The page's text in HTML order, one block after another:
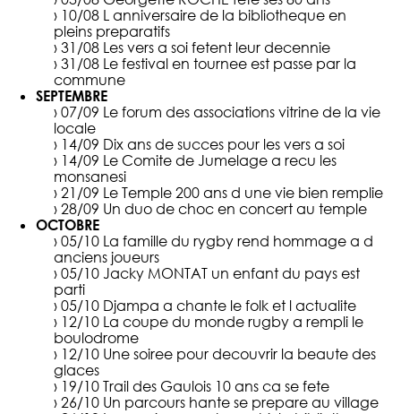
› 10/08 L anniversaire de la bibliotheque en
pleins preparatifs
› 31/08 Les vers a soi fetent leur decennie
› 31/08 Le festival en tournee est passe par la
commune
SEPTEMBRE
› 07/09 Le forum des associations vitrine de la vie
locale
› 14/09 Dix ans de succes pour les vers a soi
› 14/09 Le Comite de Jumelage a recu les
monsanesi
› 21/09 Le Temple 200 ans d une vie bien remplie
› 28/09 Un duo de choc en concert au temple
OCTOBRE
› 05/10 La famille du rygby rend hommage a d
anciens joueurs
› 05/10 Jacky MONTAT un enfant du pays est
parti
› 05/10 Djampa a chante le folk et l actualite
› 12/10 La coupe du monde rugby a rempli le
boulodrome
› 12/10 Une soiree pour decouvrir la beaute des
glaces
› 19/10 Trail des Gaulois 10 ans ca se fete
› 26/10 Un parcours hante se prepare au village